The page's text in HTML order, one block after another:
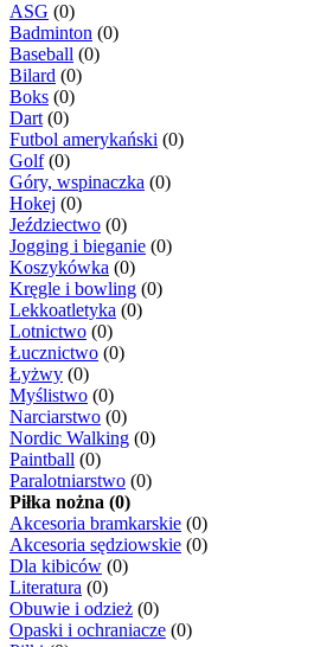
ASG (0)
Badminton (0)
Baseball (0)
Bilard (0)
Boks (0)
Dart (0)
Futbol amerykański (0)
Golf(0)
Góry, wspinaczka (0)
Hokej (0)
Jeździectwo (0)
Jogging i bieganie (0)
Koszykówka (0)
Kręgle i bowling (0)
Lekkoatletyka (0)
Lotnictwo (0)
Łucznictwo (0)
Łyżwy (0)
Myślistwo (0)
Narciarstwo (0)
Nordic Walking (0)
Paintball (0)
Paralotniarstwo (0)
Piłka nożna (0)
Akcesoria bramkarskie (0)
Akcesoria sędziowskie (0)
Dla kibiców (0)
Literatura (0)
Obuwie i odzież (0)
Opaski i ochraniacze (0)